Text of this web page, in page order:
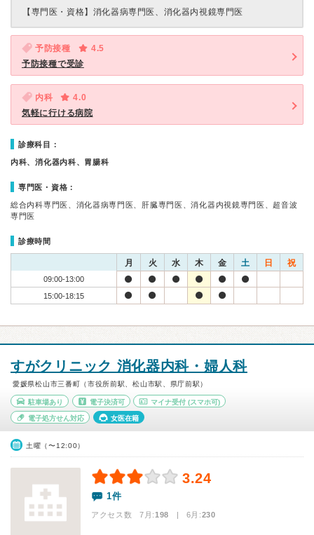
【専門医・資格】 消化器病専門医、消化器内視鏡専門医
予防接種
4.5
予防接種で受診
内科
4.0
気軽に行ける病院
診療科目：
内科、消化器内科、胃腸科
専門医・資格：
総合内科専門医、消化器病専門医、肝臓専門医、消化器内視鏡専門医、超音波
専門医
診療時間
月 火 水 木 金 土 日 祝
09:00-13:00
15:00-18:15
すがクリニック 消化器内科・婦人科
愛媛県松山市三番町（市役所前駅、松山市駅、県庁前駅）
駐車場あり 電子決済可 マイナ受付 (スマホ可)
電子処方せん対応 女医在籍
土曜（〜12:00）
3.24
1件
アクセス数 7月:198 | 6月:230